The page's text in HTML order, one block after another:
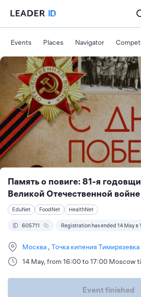
Events Places Navigator
Память о повиге: 81-я
Великой Отечественной войне
EduNet FoodNet HealthNet
605711 Registration has ended 14 May в
Москва Точка кипения Тимирязевка
14 May, from 16:00 to 17:00 Moscow
Event finished